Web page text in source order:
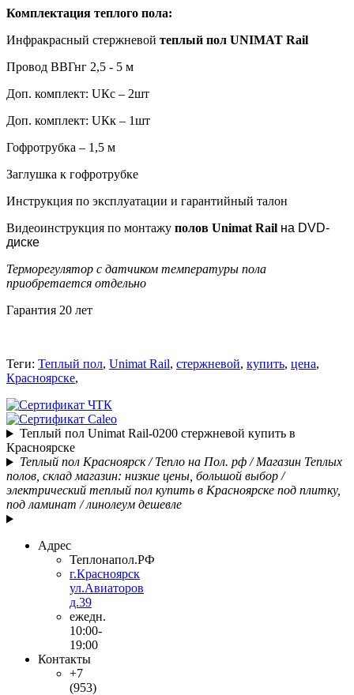
Комплектация теплого пола:
Инфракрасный стержневой теплый пол UNIMAT Rail
Провод ВВГнг 2,5 - 5 м
Доп. комплект: UКс – 2шт
Доп. комплект: UКк – 1шт
Гофротрубка – 1,5 м
Заглушка к гофротрубке
Инструкция по эксплуатации и гарантийный талон
Видеоинструкция по монтажу полов Unimat Rail на DVD-
диске
Терморегулятор с датчиком температуры пола
приобретается отдельно
Гарантия 20 лет
Теги: Теплый пол, Unimat Rail, стержневой, купить, цена,
Красноярске,
Теплый пол Unimat Rail-0200 стержневой купить в
Красноярске
Теплый пол Красноярск / Тепло на Пол. рф / Магазин Теплых
полов, склад магазин: низкие цены, большой выбор /
электрический теплый пол купить в Красноярске под плитку,
под ламинат / линолеум дешевле
Адрес
Теплонапол.РФ
г.Красноярск
ул.Авиаторов
д.39
ежедн.
10:00-
19:00
Контакты
+7
(953)